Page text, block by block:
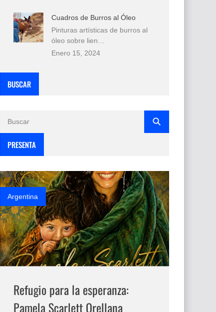
Cuadros de Burros al Óleo
Pinturas artísticas de burros al
óleo sobre lien…
Enero 15, 2024
BUSCAR
PRESENTA
Argentina
Refugio para la esperanza:
Pamela Scarlett Orellana